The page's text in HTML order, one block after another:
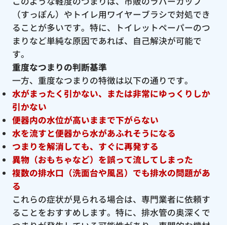
（すっぽん）やトイレ用ワイヤーブラシで対処でき
ることが多いです。特に、トイレットペーパーのつ
まりなど単純な原因であれば、自己解決が可能で
す。
重度なつまりの判断基準
一方、重度なつまりの特徴は以下の通りです。
水がまったく引かない、または非常にゆっくりしか
引かない
便器内の水位が高いままで下がらない
水を流すと便器から水があふれそうになる
つまりを解消しても、すぐに再発する
異物（おもちゃなど）を誤って流してしまった
複数の排水口（洗面台や風呂）でも排水の問題があ
る
これらの症状が見られる場合は、専門業者に依頼す
ることをおすすめします。特に、排水管の奥深くで